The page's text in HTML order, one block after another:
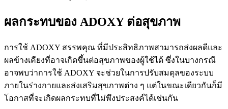
ผลกระทบของ ADOXY ต่อสุขภาพ
การใช้ ADOXY สรรพคุณ ที่มีประสิทธิภาพสามารถส่งผลดีและ
ผลข้างเคียงที่อาจเกิดขึ้นต่อสุขภาพของผู้ใช้ได้ ซึ่งในบางกรณี
อาจพบว่าการใช้ ADOXY จะช่วยในการปรับสมดุลของระบบ
ภายในร่างกายและส่งเสริมสุขภาพต่าง ๆ แต่ในขณะเดียวกันก็มี
โอกาสที่จะเกิดผลกระทบที่ไม่พึงประสงค์ได้เช่นกัน